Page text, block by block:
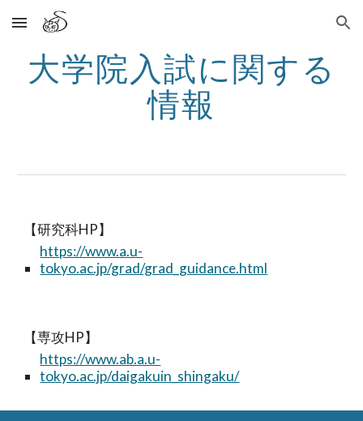
Skip to main content Skip to navigation
大学院入試に関する
情報
【研究科HP】
https://www.a.u-
tokyo.ac.jp/grad/grad_guidance.html
【専攻HP】
https://www.ab.a.u-
tokyo.ac.jp/daigakuin_shingaku/